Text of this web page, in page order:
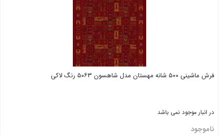
فرش ماشینی ۵۰۰ شانه مهستان مدل شاهسون ۵۰۶۳ رنگ لاکی
در انبار موجود نمی باشد
ناموجود